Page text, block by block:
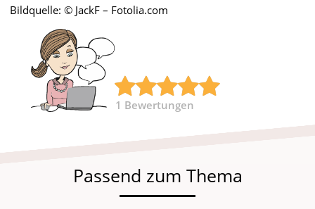
Bildquelle: © JackF – Fotolia.com
1 Bewertungen
Passend zum Thema